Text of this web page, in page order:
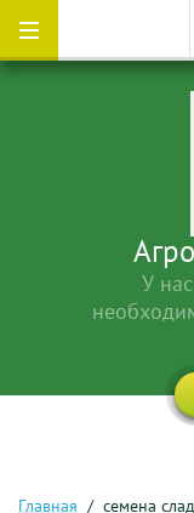
У
Главная
/  семена